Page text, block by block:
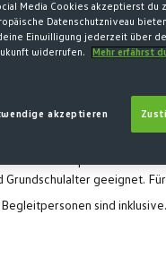
sich die Spieler vor
Grundschulalter geeignet.
sind
Media Cookies akzeptierst du
Datenschutzniveau
Einwilligung jederzeit über
widerrufen.
Mehr erfährst
akzeptieren